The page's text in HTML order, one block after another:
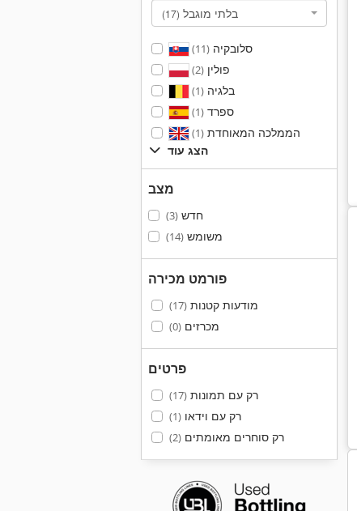
בלתי מוגבל (17)
סלובקיה(11)
פולין(2)
בלגיה(1)
ספרד(1)
הממלכה המאוחדת(1)
הצג עוד
מצב
חדש(3)
משומש(14)
פורמט מכירה
מודעות קטנות(17)
מכרזים(0)
פרטים
רק עם תמונות(17)
רק עם וידאו(1)
רק סוחרים מאומתים(2)
הלהקה מסנן אורז מסנן